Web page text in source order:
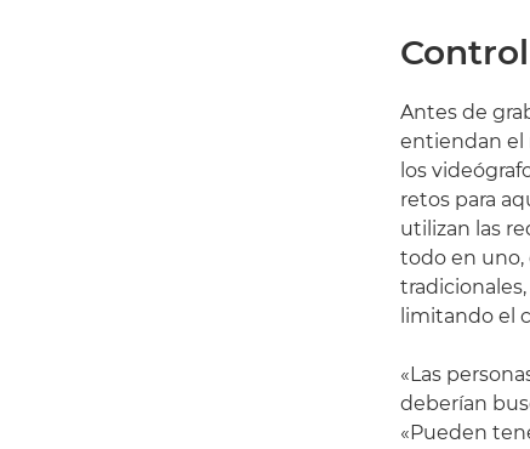
Antes de
entiendan el
los
retos para
utilizan las
todo en uno,
limitando el
«Las
deberían
«Pueden